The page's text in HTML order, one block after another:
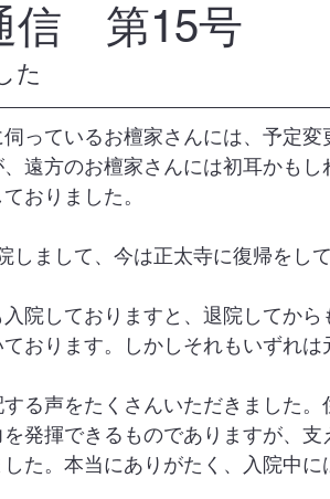
信 第15号
た
っているお檀家さんには、予定
遠方のお檀家さんには初耳かも
おりました。
しまして、今は正太寺に復帰をして
院しておりますと、退院してか
おります。しかしそれもいずれは
る声をたくさんいただきました
発揮できるものでありますが、
た。本当にありがたく、入院中